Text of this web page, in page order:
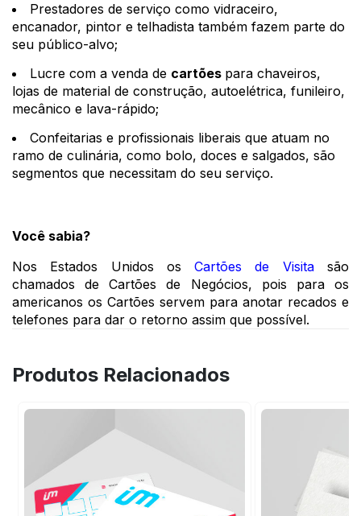
Prestadores de serviço como vidraceiro,
encanador, pintor e telhadista também fazem parte do
seu público-alvo;
Lucre com a venda de cartões para chaveiros,
lojas de material de construção, autoelétrica, funileiro,
mecânico e lava-rápido;
Confeitarias e profissionais liberais que atuam no
ramo de culinária, como bolo, doces e salgados, são
segmentos que necessitam do seu serviço.
Você sabia?
Nos Estados Unidos os Cartões de Visita são
chamados de Cartões de Negócios, pois para os
americanos os Cartões servem para anotar recados e
telefones para dar o retorno assim que possível.
Produtos Relacionados